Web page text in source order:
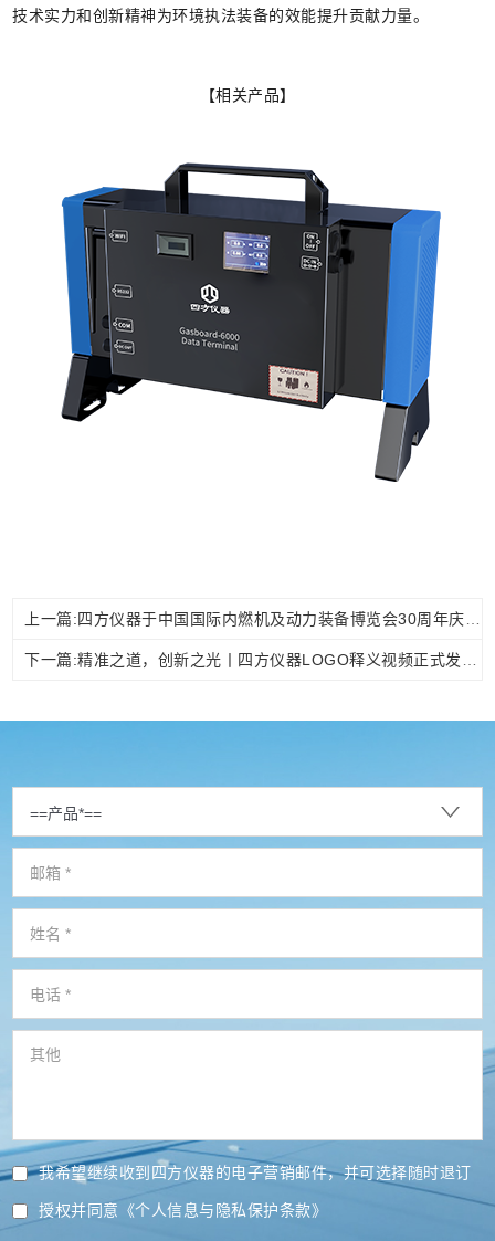
技术实力和创新精神为环境执法装备的效能提升贡献力量。
【相关产品】
上一篇:四方仪器于中国国际内燃机及动力装备博览会30周年庆典荣获“优秀贡献奖”，助力绿色动力新征程
下一篇:精准之道，创新之光丨四方仪器LOGO释义视频正式发布
我希望继续收到四方仪器的电子营销邮件，并可选择随时退订
授权并同意 《个人信息与隐私保护条款》